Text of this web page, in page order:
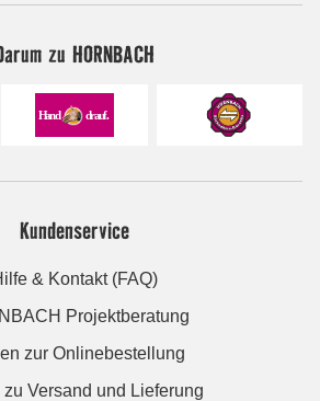
zu HORNBACH
Kundenservice
& Kontakt (FAQ)
Projektberatung
zur Onlinebestellung
zu Versand und Lieferung